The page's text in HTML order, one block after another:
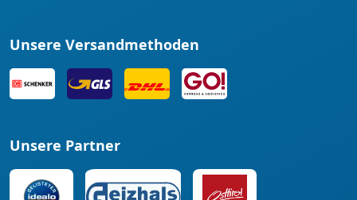
Unsere Versandmethoden
Unsere Partner